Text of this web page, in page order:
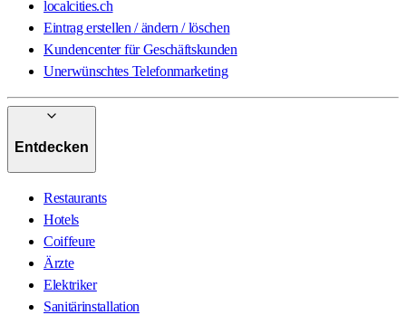
localcities.ch
Eintrag erstellen / ändern / löschen
Kundencenter für Geschäftskunden
Unerwünschtes Telefonmarketing
Entdecken
Restaurants
Hotels
Coiffeure
Ärzte
Elektriker
Sanitärinstallation